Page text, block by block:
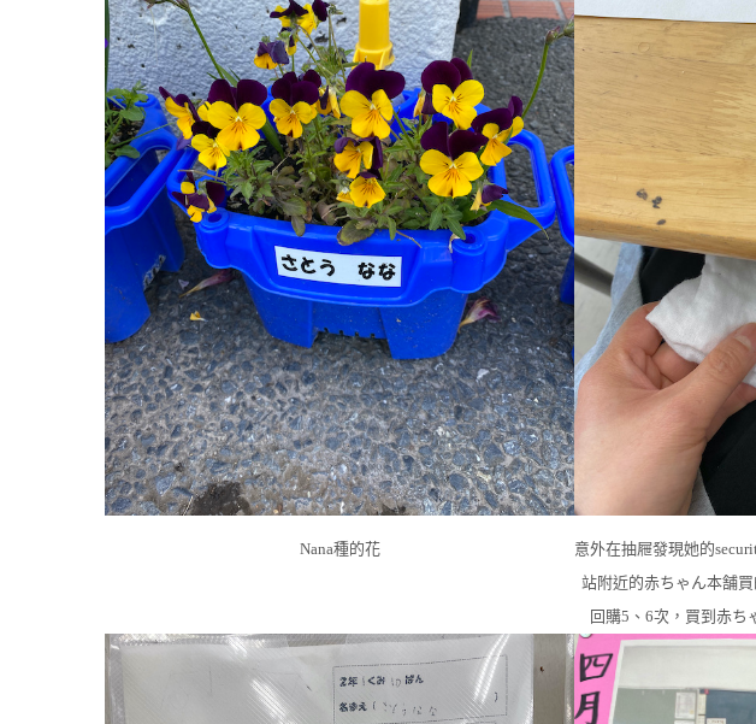
Nana種的花
意外在抽屜發現她的
站附近的赤ちゃん本舗
回購5、6次，買到赤ち